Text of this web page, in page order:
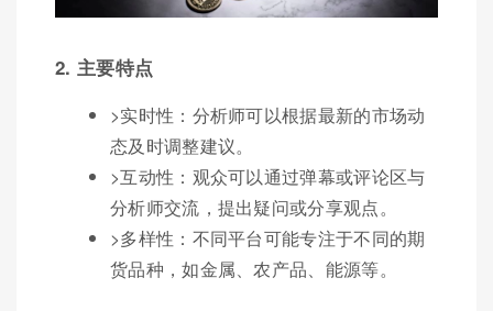
2. 主要特点
>实时性：分析师可以根据最新的市场动
态及时调整建议。
>互动性：观众可以通过弹幕或评论区与
分析师交流，提出疑问或分享观点。
>多样性：不同平台可能专注于不同的期
货品种，如金属、农产品、能源等。